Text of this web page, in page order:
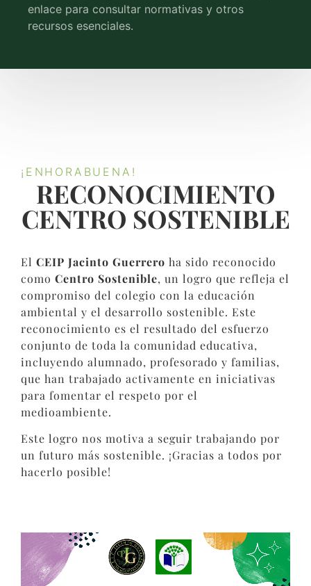
enlace para consultar normativas y otros
recursos esenciales.
¡ENHORABUENA!
RECONOCIMIENTO
CENTRO SOSTENIBLE​
El CEIP Jacinto Guerrero ha sido reconocido
como Centro Sostenible, un logro que refleja el
compromiso del colegio con la educación
ambiental y el desarrollo sostenible. Este
reconocimiento es el resultado del esfuerzo
conjunto de toda la comunidad educativa,
incluyendo alumnado, profesorado y familias,
que han trabajado activamente en iniciativas
para fomentar el respeto por el
medioambiente.
Este logro nos motiva a seguir trabajando por
un futuro más sostenible. ¡Gracias a todos por
hacerlo posible!